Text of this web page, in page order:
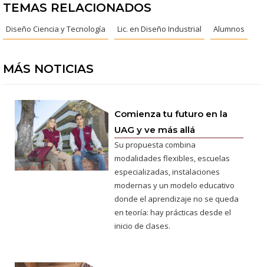
TEMAS RELACIONADOS
Diseño Ciencia y Tecnología Lic. en Diseño Industrial Alumnos
MÁS NOTICIAS
Comienza tu futuro en la
UAG y ve más allá
Su propuesta combina
modalidades flexibles, escuelas
especializadas, instalaciones
modernas y un modelo educativo
donde el aprendizaje no se queda
en teoría: hay prácticas desde el
inicio de clases.